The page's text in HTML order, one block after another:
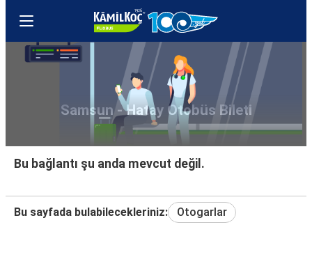
Samsun - Hatay Otobüs Bileti
Bu bağlantı şu anda mevcut değil.
Bu sayfada bulabilecekleriniz: Otogarlar